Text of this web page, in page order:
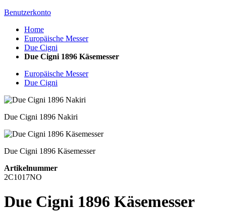
Benutzerkonto
Home
Europäische Messer
Due Cigni
Due Cigni 1896 Käsemesser
Europäische Messer
Due Cigni
Due Cigni 1896 Nakiri
Due Cigni 1896 Käsemesser
Artikelnummer
2C1017NO
Due Cigni 1896 Käsemesser